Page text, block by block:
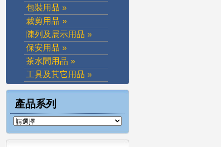
包裝用品 »
裁剪用品 »
陳列及展示用品 »
保安用品 »
茶水間用品 »
工具及其它用品 »
產品系列